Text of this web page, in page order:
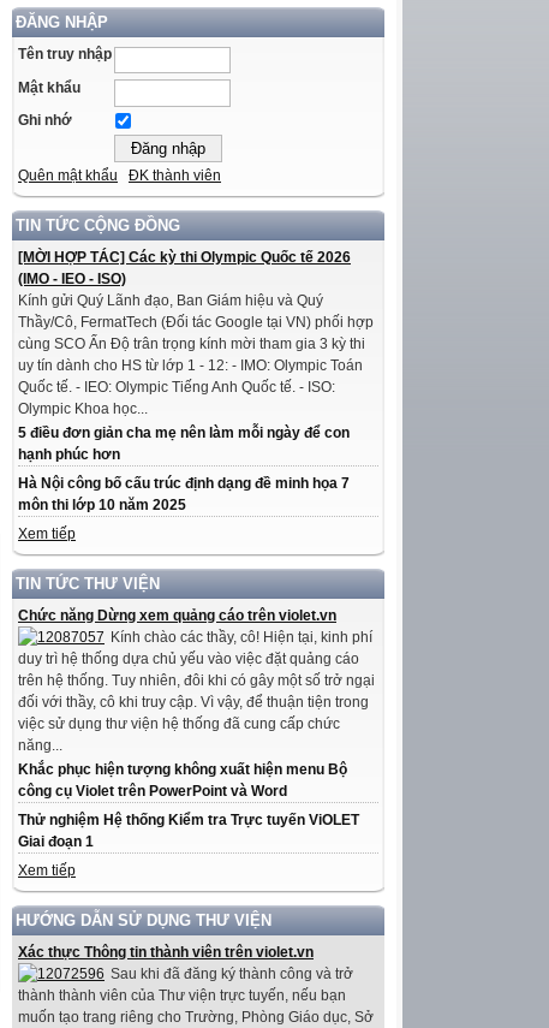
ĐĂNG NHẬP
Tên truy nhập
Mật khẩu
Ghi nhớ
Quên mật khẩu ĐK thành viên
TIN TỨC CỘNG ĐỒNG
[MỜI HỢP TÁC] Các kỳ thi Olympic Quốc tế 2026
(IMO - IEO - ISO)
Kính gửi Quý Lãnh đạo, Ban Giám hiệu và Quý
Thầy/Cô, FermatTech (Đối tác Google tại VN) phối hợp
cùng SCO Ấn Độ trân trọng kính mời tham gia 3 kỳ thi
uy tín dành cho HS từ lớp 1 - 12: - IMO: Olympic Toán
Quốc tế. - IEO: Olympic Tiếng Anh Quốc tế. - ISO:
Olympic Khoa học...
5 điều đơn giản cha mẹ nên làm mỗi ngày để con
hạnh phúc hơn
Hà Nội công bố cấu trúc định dạng đề minh họa 7
môn thi lớp 10 năm 2025
Xem tiếp
TIN TỨC THƯ VIỆN
Chức năng Dừng xem quảng cáo trên violet.vn
Kính chào các thầy, cô! Hiện tại, kinh phí
duy trì hệ thống dựa chủ yếu vào việc đặt quảng cáo
trên hệ thống. Tuy nhiên, đôi khi có gây một số trở ngại
đối với thầy, cô khi truy cập. Vì vậy, để thuận tiện trong
việc sử dụng thư viện hệ thống đã cung cấp chức
năng...
Khắc phục hiện tượng không xuất hiện menu Bộ
công cụ Violet trên PowerPoint và Word
Thử nghiệm Hệ thống Kiểm tra Trực tuyến ViOLET
Giai đoạn 1
Xem tiếp
HƯỚNG DẪN SỬ DỤNG THƯ VIỆN
Xác thực Thông tin thành viên trên violet.vn
Sau khi đã đăng ký thành công và trở
thành thành viên của Thư viện trực tuyến, nếu bạn
muốn tạo trang riêng cho Trường, Phòng Giáo dục, Sở